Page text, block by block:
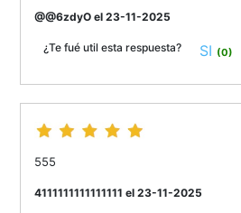
@@6zdyO el 23-11-2025
¿Te fué util esta respuesta? SI (0)
555
4111111111111111 el 23-11-2025